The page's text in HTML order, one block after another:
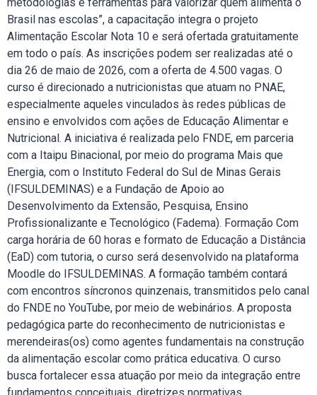
metodologias e ferramentas para valorizar quem alimenta o
Brasil nas escolas”, a capacitação integra o projeto
Alimentação Escolar Nota 10 e será ofertada gratuitamente
em todo o país. As inscrições podem ser realizadas até o
dia 26 de maio de 2026, com a oferta de 4.500 vagas. O
curso é direcionado a nutricionistas que atuam no PNAE,
especialmente aqueles vinculados às redes públicas de
ensino e envolvidos com ações de Educação Alimentar e
Nutricional. A iniciativa é realizada pelo FNDE, em parceria
com a Itaipu Binacional, por meio do programa Mais que
Energia, com o Instituto Federal do Sul de Minas Gerais
(IFSULDEMINAS) e a Fundação de Apoio ao
Desenvolvimento da Extensão, Pesquisa, Ensino
Profissionalizante e Tecnológico (Fadema). Formação Com
carga horária de 60 horas e formato de Educação a Distância
(EaD) com tutoria, o curso será desenvolvido na plataforma
Moodle do IFSULDEMINAS. A formação também contará
com encontros síncronos quinzenais, transmitidos pelo canal
do FNDE no YouTube, por meio de webinários. A proposta
pedagógica parte do reconhecimento de nutricionistas e
merendeiras(os) como agentes fundamentais na construção
da alimentação escolar como prática educativa. O curso
busca fortalecer essa atuação por meio da integração entre